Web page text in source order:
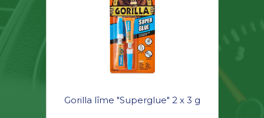
Gorilla līme "Superglue" 2 x 3 g